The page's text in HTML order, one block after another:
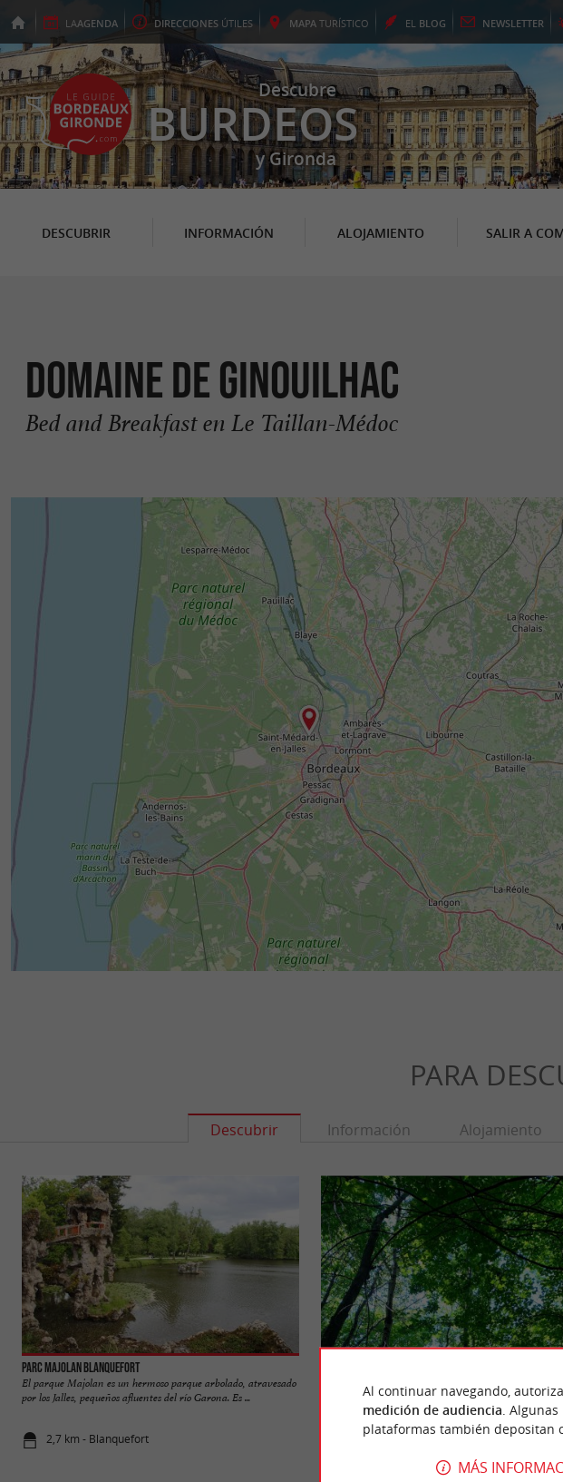
LAAGENDA DIRECCIONES ÚTILES MAPA TURÍSTICO EL BLOG NEWSLETTER
Descubre
BURDEOS
y Gironda
DESCUBRIR INFORMACIÓN ALOJAMIENTO SALIR A
Domaine de Ginouilhac
Bed and Breakfast en Le Taillan-Médoc
PARA
Descubrir Información Alojamiento
Parc Majolan Blanquefort
El parque Majolan es un hermoso parque arbolado, atravesado
por los Jalles, pequeños afluentes del río Garona. Es ...
2,7 km - Blanquefort
El Parc du Vivier es un jardín paisajístico que rodea el
Ayuntamiento de Mérignac. Podrá relajarse junto a su
3,2 km - Mérignac
Al continuar navegando,
medición de audiencia .
plataformas también depositan
MÁS